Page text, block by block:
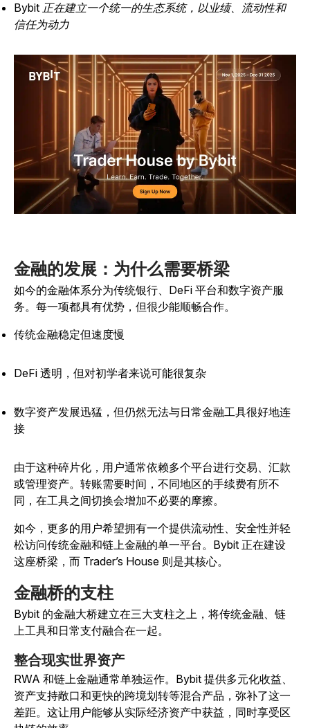
Bybit 正在建立一个统一的生态系统，以业绩、流动性和
信任为动力
金融的发展：为什么需要桥梁
如今的金融体系分为传统银行、DeFi 平台和数字资产服
务。每一项都具有优势，但很少能顺畅合作。
传统金融稳定但速度慢
DeFi 透明，但对初学者来说可能很复杂
数字资产发展迅猛，但仍然无法与日常金融工具很好地连
接
由于这种碎片化，用户通常依赖多个平台进行交易、汇款
或管理资产。转账需要时间，不同地区的手续费有所不
同，在工具之间切换会增加不必要的摩擦。
如今，更多的用户希望拥有一个提供流动性、安全性并轻
松访问传统金融和链上金融的单一平台。Bybit 正在建设
这座桥梁，而 Trader’s House 则是其核心。
金融桥的支柱
Bybit 的金融大桥建立在三大支柱之上，将传统金融、链
上工具和日常支付融合在一起。
整合现实世界资产
RWA 和链上金融通常单独运作。Bybit 提供多元化收益、
资产支持敞口和更快的跨境划转等混合产品，弥补了这一
差距。这让用户能够从实际经济资产中获益，同时享受区